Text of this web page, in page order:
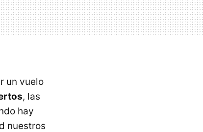
un vuelo
, las
hay
nuestros